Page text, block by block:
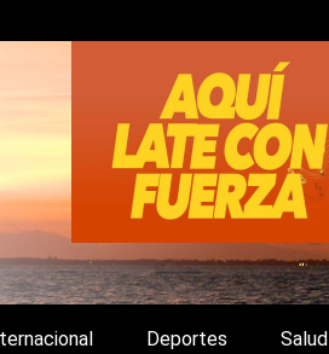
GENERAL.
Deportes Salud